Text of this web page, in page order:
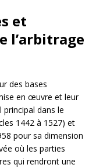
et
l’arbitrage
des bases
en œuvre et leur
principal dans le
1442 à 1527) et
pour sa dimension
où les parties
qui rendront une